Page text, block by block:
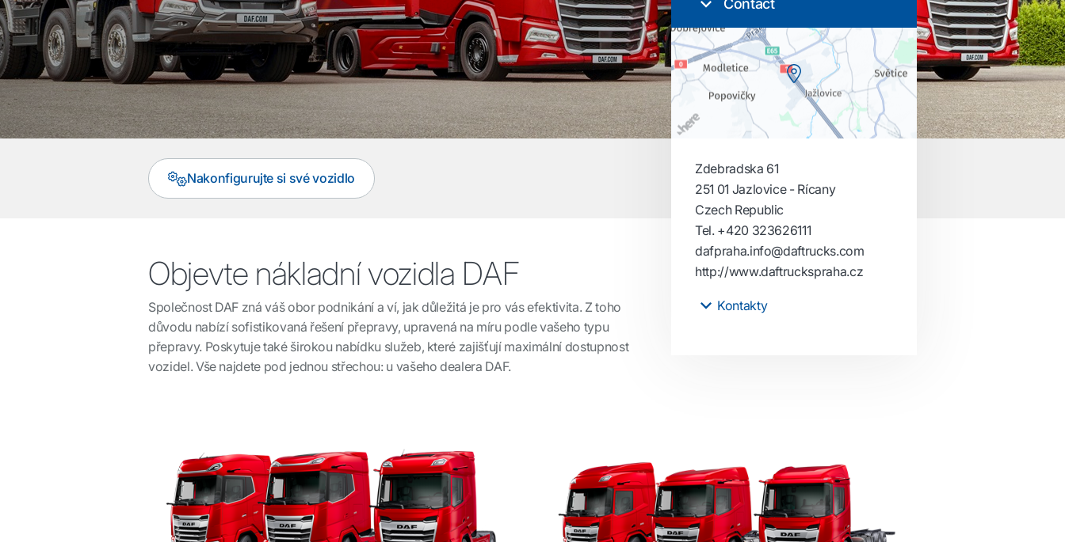
Contact
Zdebradska 61
251 01 Jazlovice - Rícany
Czech Republic
Tel. +420 323626111
dafpraha.info@daftrucks.com
http://www.daftruckspraha.cz
Kontakty
Nakonfigurujte si své vozidlo
Objevte nákladní vozidla DAF
Společnost DAF zná váš obor podnikání a ví, jak důležitá je pro vás efektivita. Z toho
důvodu nabízí sofistikovaná řešení přepravy, upravená na míru podle vašeho typu
přepravy. Poskytuje také širokou nabídku služeb, které zajišťují maximální dostupnost
vozidel. Vše najdete pod jednou střechou: u vašeho dealera DAF.